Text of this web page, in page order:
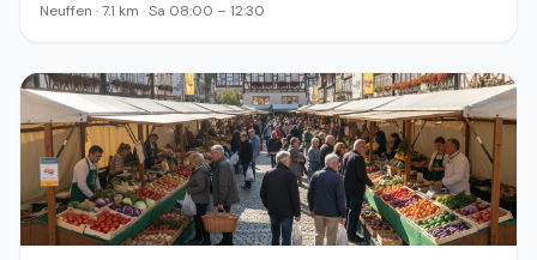
Neuffen · 7.1 km · Sa 08:00 – 12:30